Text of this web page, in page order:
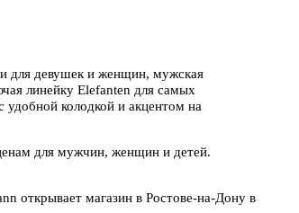
для девушек и женщин, мужская
линейку Elefanten для самых
колодкой и акцентом на
для мужчин, женщин и детей.
открывает магазин в Ростове-на-Дону в